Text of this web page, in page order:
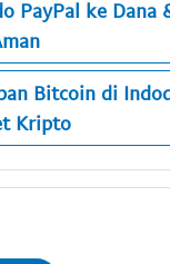
PayPal ke Dana
Bitcoin di
Kripto